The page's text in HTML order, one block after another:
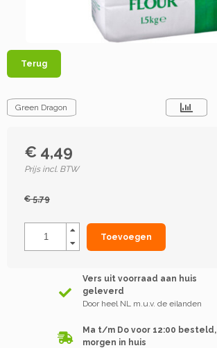
Terug
Green Dragon
€ 4,49
Prijs incl. BTW
€ 5,79
Toevoegen
Vers uit voorraad aan huis
geleverd
Door heel NL m.u.v. de eilanden
Ma t/m Do voor 12:00 besteld,
morgen in huis